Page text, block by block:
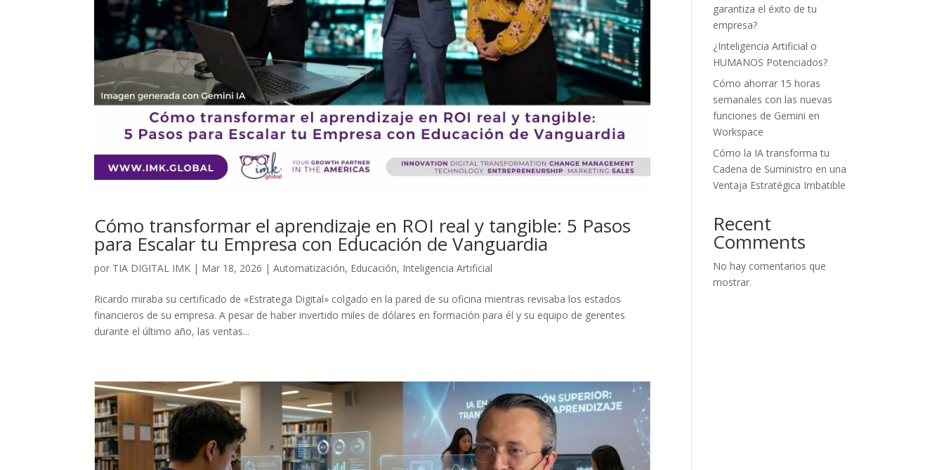
Cómo transformar el aprendizaje en ROI real y tangible: 5 Pasos
para Escalar tu Empresa con Educación de Vanguardia
por TIA DIGITAL IMK | Mar 18, 2026 |Automatización, Educación, Inteligencia Artificial
Ricardo miraba su certificado de «Estratega Digital» colgado en la pared de su oficina mientras revisaba los estados
financieros de su empresa. A pesar de haber invertido miles de dólares en formación para él y su equipo de gerentes
durante el último año, las ventas...
garantiza el éxito de tu
empresa?
¿Inteligencia Artificial o
HUMANOS Potenciados?
Cómo ahorrar 15 horas
semanales con las nuevas
funciones de Gemini en
Workspace
Cómo la IA transforma tu
Cadena de Suministro en una
Ventaja Estratégica Imbatible
Recent
Comments
No hay comentarios que
mostrar.